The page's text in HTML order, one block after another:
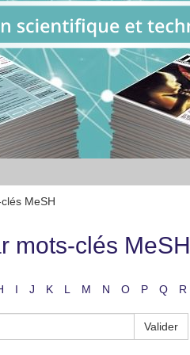
MeSH
mots-clés MeSH
I J K L M N O P Q R
Valider